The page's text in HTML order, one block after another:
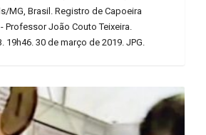
MG, Brasil. Registro de Capoeira
Professor João Couto Teixeira.
19h46. 30 de março de 2019. JPG.